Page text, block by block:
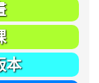
畫
課
本